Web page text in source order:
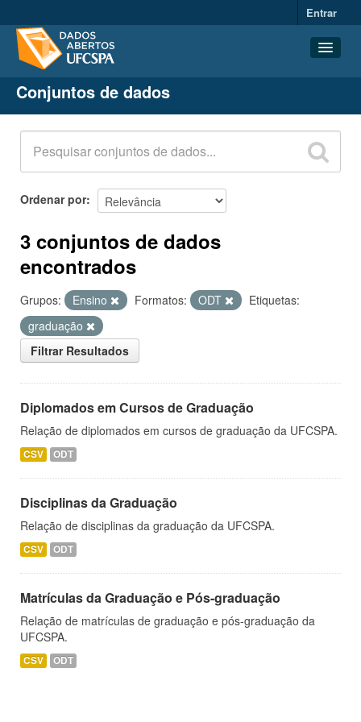
Entrar
Conjuntos de dados
Organizações
Grupos
Sobre
Conjuntos de dados
Ordenar por
3 conjuntos de dados
encontrados
Grupos: Ensino Formatos: ODT
Etiquetas:
graduação
Filtrar Resultados
Diplomados em Cursos de Graduação
Relação de diplomados em cursos de graduação da UFCSPA.
CSV ODT
Disciplinas da Graduação
Relação de disciplinas da graduação da UFCSPA.
CSV ODT
Matrículas da Graduação e Pós-graduação
Relação de matrículas de graduação e pós-graduação da
UFCSPA.
CSV ODT